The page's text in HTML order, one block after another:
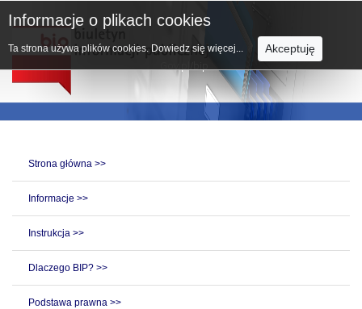
Strona główna >>
Informacje >>
Instrukcja >>
Dlaczego BIP? >>
Podstawa prawna >>
Informacje o plikach cookies
Ta strona używa plików cookies. Dowiedz się więcej... Akceptuję